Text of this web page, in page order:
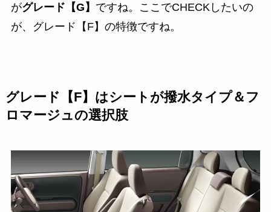
がグレード【G】 ですね。ここでCHECKしたいの
が、グレード【F】の特徴ですね。
グレード【F】はシートが撥水タイプ＆フ
ロマージュの選択肢